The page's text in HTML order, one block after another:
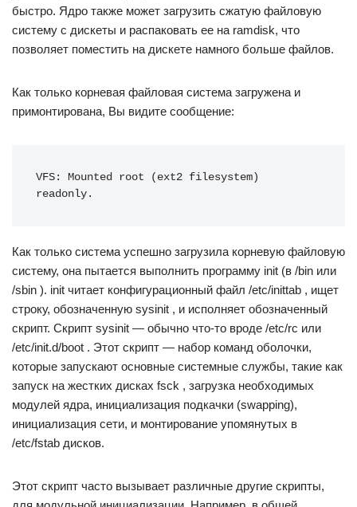
быстро. Ядро также может загрузить сжатую файловую
систему с дискеты и распаковать ее на ramdisk, что
позволяет поместить на дискете намного больше файлов.
Как только корневая файловая система загружена и
примонтирована, Вы видите сообщение:
VFS: Mounted root (ext2 filesystem)
readonly.
Как только система успешно загрузила корневую файловую
систему, она пытается выполнить программу init (в /bin или
/sbin ). init читает конфигурационный файл /etc/inittab , ищет
строку, обозначенную sysinit , и исполняет обозначенный
скрипт. Скрипт sysinit — обычно что-то вроде /etc/rc или
/etc/init.d/boot . Этот скрипт — набор команд оболочки,
которые запускают основные системные службы, такие как
запуск на жестких дисках fsck , загрузка необходимых
модулей ядра, инициализация подкачки (swapping),
инициализация сети, и монтирование упомянутых в
/etc/fstab дисков.
Этот скрипт часто вызывает различные другие скрипты,